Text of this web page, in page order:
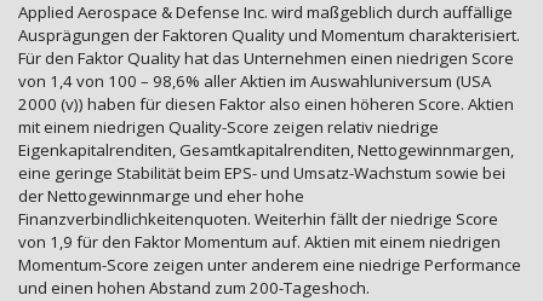
Applied Aerospace & Defense Inc. wird maßgeblich durch auffällige
Ausprägungen der Faktoren Quality und Momentum charakterisiert.
Für den Faktor Quality hat das Unternehmen einen niedrigen Score
von 1,4 von 100 – 98,6% aller Aktien im Auswahluniversum (USA
2000 (v)) haben für diesen Faktor also einen höheren Score. Aktien
mit einem niedrigen Quality-Score zeigen relativ niedrige
Eigenkapitalrenditen, Gesamtkapitalrenditen, Nettogewinnmargen,
eine geringe Stabilität beim EPS- und Umsatz-Wachstum sowie bei
der Nettogewinnmarge und eher hohe
Finanzverbindlichkeitenquoten. Weiterhin fällt der niedrige Score
von 1,9 für den Faktor Momentum auf. Aktien mit einem niedrigen
Momentum-Score zeigen unter anderem eine niedrige Performance
und einen hohen Abstand zum 200-Tageshoch.